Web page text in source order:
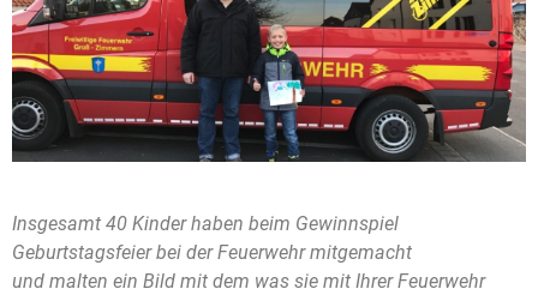
Insgesamt 40 Kinder haben beim Gewinnspiel
Geburtstagsfeier bei der Feuerwehr mitgemacht
und malten ein Bild mit dem was sie mit Ihrer Feuerwehr